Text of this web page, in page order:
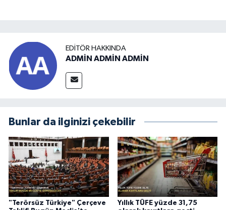
EDITÖR HAKKINDA
ADMİN ADMİN ADMİN
Bunlar da ilginizi çekebilir
"Terörsüz Türkiye" Çerçeve
Yıllık TÜFE yüzde 31,75